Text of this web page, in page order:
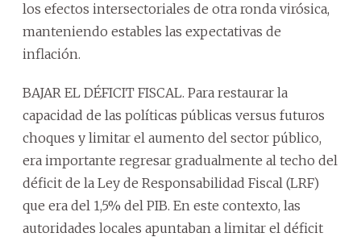
los efectos intersectoriales de otra ronda virósica,
manteniendo estables las expectativas de
inflación.
BAJAR EL DÉFICIT FISCAL. Para restaurar la
capacidad de las políticas públicas versus futuros
choques y limitar el aumento del sector público,
era importante regresar gradualmente al techo del
déficit de la Ley de Responsabilidad Fiscal (LRF)
que era del 1,5% del PIB. En este contexto, las
autoridades locales apuntaban a limitar el déficit